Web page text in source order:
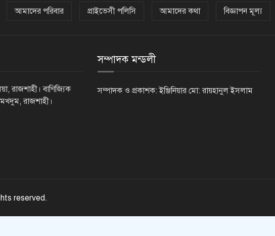
আমাদের পরিবার প্রাইভেসী পলিসি আমাদের কথা বিজ্ঞাপন মূল্য
রাজশাহী। বাণিজ্যিক
রাজশাহী।
সম্পাদক মন্ডলী
সম্পাদক ও প্রকাশক: ইঞ্জিনিয়ার মো: রায়হানুল ইসলাম
reserved.